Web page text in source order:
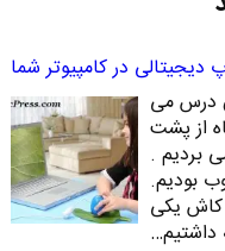
دیجیتالی در کامپیوتر شما
درس می
از پشت
بردیم .
بودیم.
کاش یکی
داشتیم…